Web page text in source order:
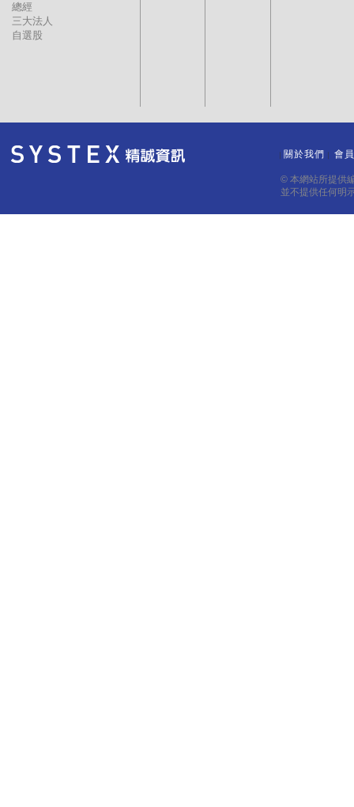
總經
三大法人
自選股
關於我們 會
© 本網站所提供
並不提供任何明